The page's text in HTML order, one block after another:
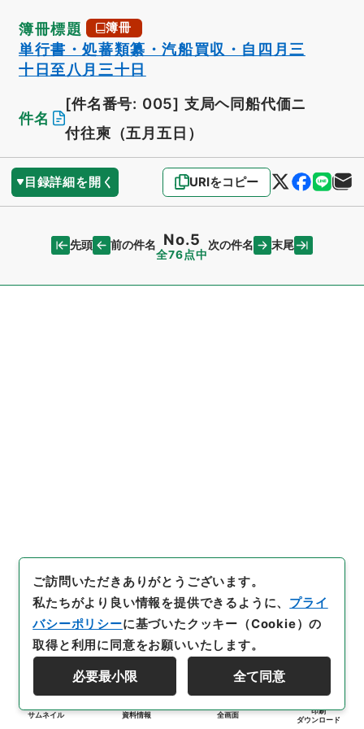
簿冊標題 簿冊
単行書・処蕃類纂・汽船買収・自四月三
十日至八月三十日
件名
[件名番号: 005] 支局ヘ同船代価ニ
付往柬（五月五日）
目録詳細を開く URIをコピー
先頭 前の件名 No.5
全76点中
次の件名 末尾
サムネイル 資料情報 全画面
印刷
ダウンロード
ご訪問いただきありがとうございます。
私たちがより良い情報を提供できるように、 プライ
バシーポリシーに基づいたクッキー（Cookie）の
取得と利用に同意をお願いいたします。
必要最小限 全て同意